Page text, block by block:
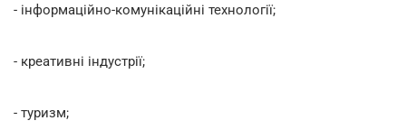
- інформаційно-комунікаційні технології;
- креативні індустрії;
- туризм;